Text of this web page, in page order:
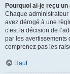
Pourquoi ai-je reçu
Chaque
avez dérogé à une
c’est la décision de
par les avertissements
comprenez pas les
Haut